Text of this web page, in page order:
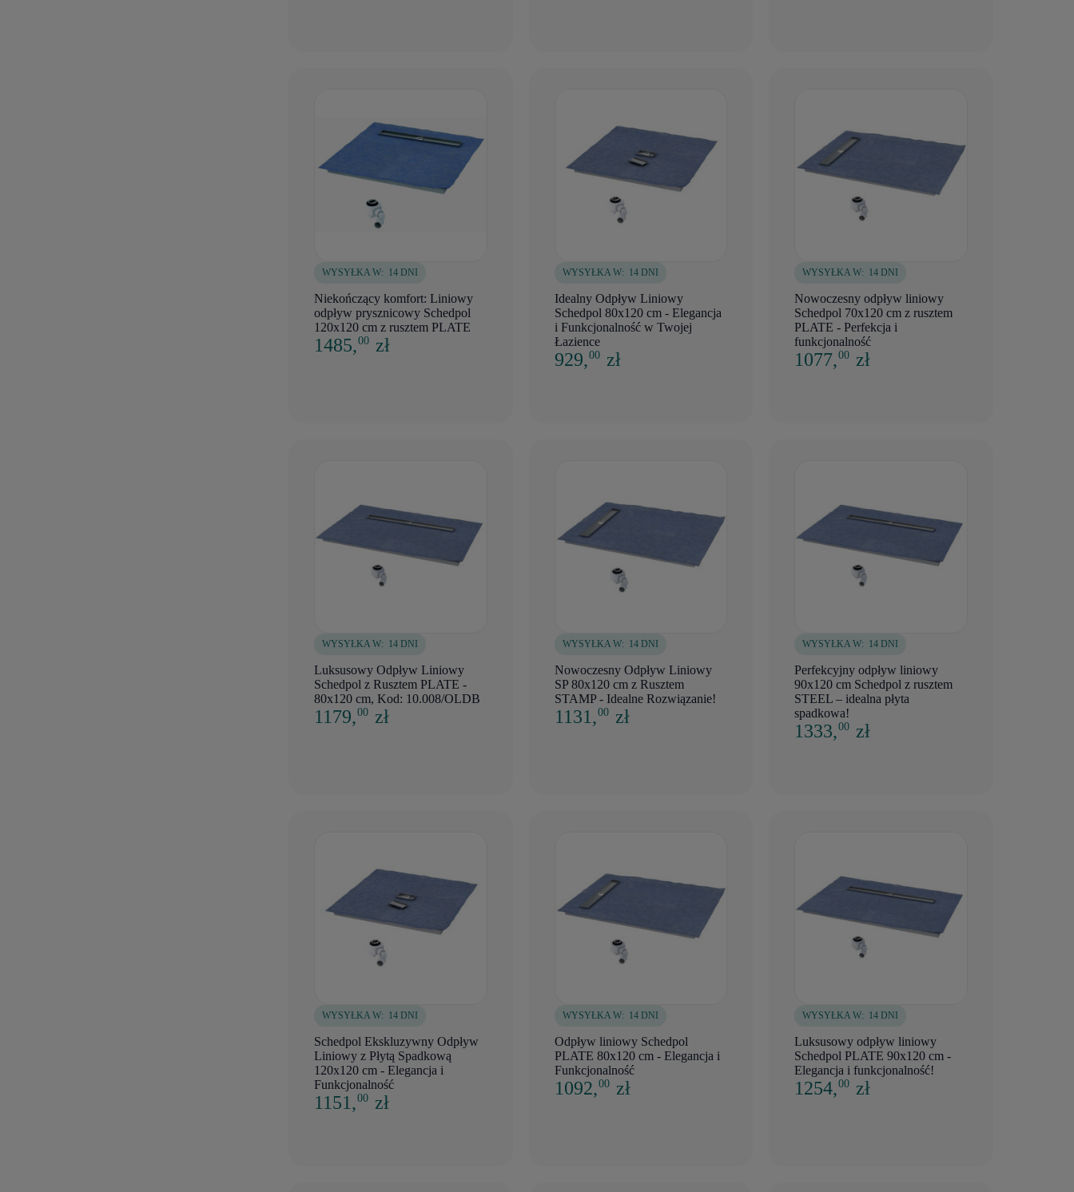
WYSYŁKA W: 14 DNI
Niekończący komfort: Liniowy
odpływ prysznicowy Schedpol
120x120 cm z rusztem PLATE
1485,00 zł
WYSYŁKA W: 14 DNI
Idealny Odpływ Liniowy
Schedpol 80x120 cm - Elegancja
i Funkcjonalność w Twojej
Łazience
929,00 zł
WYSYŁKA W: 14 DNI
Nowoczesny odpływ liniowy
Schedpol 70x120 cm z rusztem
PLATE - Perfekcja i
funkcjonalność
1077,00 zł
WYSYŁKA W: 14 DNI
Luksusowy Odpływ Liniowy
Schedpol z Rusztem PLATE -
80x120 cm, Kod: 10.008/OLDB
1179,00 zł
WYSYŁKA W: 14 DNI
Nowoczesny Odpływ Liniowy
SP 80x120 cm z Rusztem
STAMP - Idealne Rozwiązanie!
1131,00 zł
WYSYŁKA W: 14 DNI
Perfekcyjny odpływ liniowy
90x120 cm Schedpol z rusztem
STEEL – idealna płyta
spadkowa!
1333,00 zł
WYSYŁKA W: 14 DNI
Schedpol Ekskluzywny Odpływ
Liniowy z Płytą Spadkową
120x120 cm - Elegancja i
Funkcjonalność
1151,00 zł
WYSYŁKA W: 14 DNI
Odpływ liniowy Schedpol
PLATE 80x120 cm - Elegancja i
Funkcjonalność
1092,00 zł
WYSYŁKA W: 14 DNI
Luksusowy odpływ liniowy
Schedpol PLATE 90x120 cm -
Elegancja i funkcjonalność!
1254,00 zł